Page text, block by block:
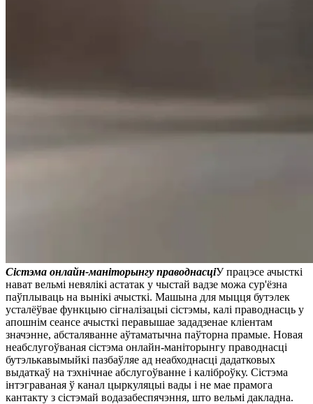
Сістэма онлайн-маніторынгу праводнасціУ працэсе ачысткі
нават вельмі невялікі астатак у чыстай вадзе можа сур'ёзна
паўплываць на вынікі ачысткі. Машына для мыцця бутэлек
усталёўвае функцыю сігналізацыі сістэмы, калі праводнасць у
апошнім сеансе ачысткі перавышае зададзенае кліентам
значэнне, абсталяванне аўтаматычна паўторна прамые. Новая
неабслугоўваная сістэма онлайн-маніторынгу праводнасці
бутэлькавымыйкі пазбаўляе ад неабходнасці дадатковых
выдаткаў на тэхнічнае абслугоўванне і каліброўку. Сістэма
інтэграваная ў канал цыркуляцыі вады і не мае прамога
кантакту з сістэмай водазабеспячэння, што вельмі дакладна.